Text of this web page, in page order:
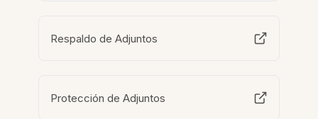
Respaldo de Adjuntos
Protección de Adjuntos